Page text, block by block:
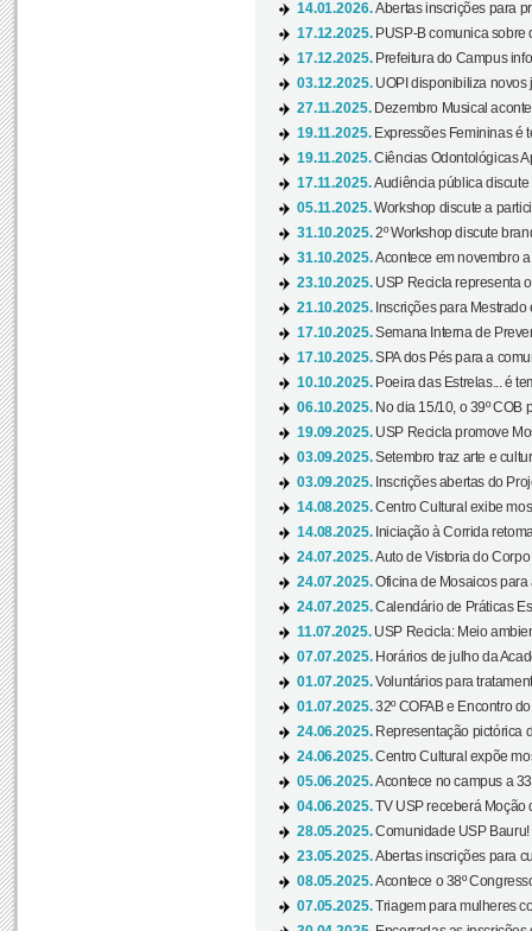
14.01.2026.Abertas inscrições para
17.12.2025. PUSP-B comunica sobre
17.12.2025. Prefeitura do Campus
03.12.2025. UOPI disponibiliza novos
27.11.2025. Dezembro Musical
19.11.2025. Expressões Femininas é
19.11.2025.Ciências Odontológicas
17.11.2025.Audiência pública
05.11.2025.Workshop discute a
31.10.2025.2º Workshop discute
31.10.2025.Acontece em novembro
23.10.2025. USP Recicla representa
21.10.2025. Inscrições para
17.10.2025.Semana Interna de
17.10.2025.SPA dos Pés para a
10.10.2025. Poeira das Estrelas... é
06.10.2025. No dia 15/10, o 39º COB
19.09.2025. USP Recicla promove
03.09.2025.Setembro traz arte e
03.09.2025. Inscrições abertas do
14.08.2025.Centro Cultural exibe
14.08.2025. Iniciação à Corrida
24.07.2025.Auto de Vistoria do
24.07.2025.Oficina de Mosaicos
24.07.2025.Calendário de Práticas
11.07.2025. USP Recicla: Meio
07.07.2025. Horários de julho da
01.07.2025.Voluntários para
01.07.2025.32º COFAB e Encontro
24.06.2025. Representação pictórica
24.06.2025.Centro Cultural expõe
05.06.2025.Acontece no campus a
04.06.2025.TV USP receberá Moção
28.05.2025.Comunidade USP Bauru!
23.05.2025.Abertas inscrições para
08.05.2025.Acontece o 38º
07.05.2025.Triagem para mulheres